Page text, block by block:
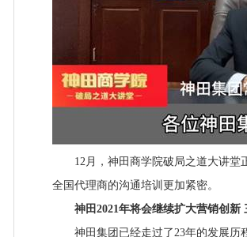
12月，神田商学院破局之道大讲堂
全国代理商的沟通培训更加紧密。
神田2021年将会继续扩大营销创新
神田集团已经走过了23年的发展历